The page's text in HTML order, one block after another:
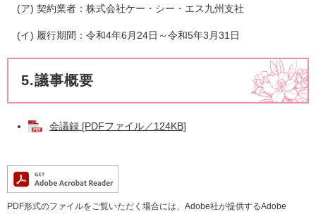
(ア) 契約業者：株式会社ケー・シー・エス九州支社
(イ) 履行期間：令和4年6月24日～令和5年3月31日
5.議事概要
会議録 [PDFファイル／124KB]
PDF形式のファイルをご覧いただく場合には、Adobe社が提供するAdobe